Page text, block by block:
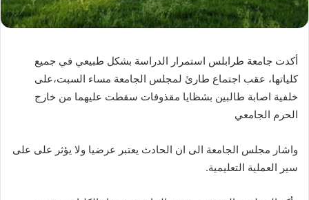
أكدت جامعة طرابلس استمرار الدراسة بشكل طبيعي في جميع
كلياتها، عقب اجتماع طارئ لمجلس الجامعة مساء السبت،على
خلفية اصابة طالبين بشظايا مقذوفات سقطت عليهما من خارج
الحرم الجامعي
واشار مجلس الجامعة الى ان الحادث يعتبر عرضيا ولا يؤثر على على
سير العملية التعليمية.